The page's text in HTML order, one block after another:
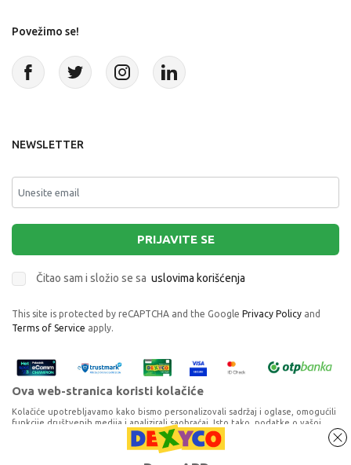
THINKFUN - DRUSTVENA IGRA RUSH HOUR
Povežimo se!
NEWSLETTER
PRIJAVITE SE
Čitao sam i složio se sa uslovima korišćenja
This site is protected by reCAPTCHA and the Google Privacy Policy and
Terms of Service apply.
Ova web-stranica koristi kolačiće
Kolačiće upotrebljavamo kako bismo personalizovali sadržaj i oglase, omogućili
funkcije društvenih medija i analizirali saobraćaj. Isto tako, podatke o vašoj
upotrebi naše web-lokacije delimo s partnerima za društvene medije,
oglašavanje i analizu, a oni ih mogu kombinovati s drugim podacima koje ste im
pružili ili koje su prikupili dok ste upotrebljavali njihove usluge. Nastavkom